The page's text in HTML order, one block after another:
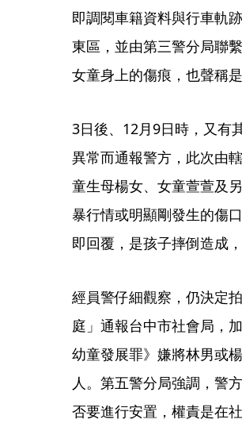
即調閱車籍資料與行車軌
東區，並由第三警分局聯
女童身上的傷痕，也聲稱是
3日後、12月9日時，又有
異常而通報警方，此次由
童生母楊女、女童萱萱及
暴行情或明顯剛發生的傷
即回覆，是孩子摔倒造成
經員警仔細觀察，仍決定
庭」通報台中市社會局，
幼童發展罪》嫌將林男或
人。第五警分局強調，警
否要進行安置，權責是在社